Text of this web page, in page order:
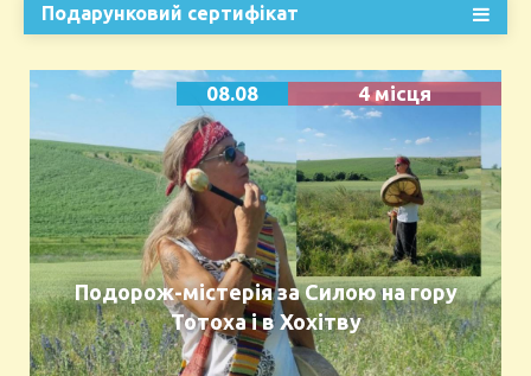
Подарунковий сертифікат
08.08 4 місця
Подорож-містерія за Силою на гору
Тотоха і в Хохітву